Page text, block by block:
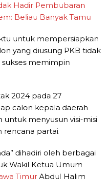
Hadir Pembubaran
Beliau Banyak Tamu
untuk mempersiapkan
yang diusung PKB tidak
memimpin
2024 pada 27
calon kepala daerah
untuk menyusun visi-misi
rencana partai.
dihadiri oleh berbagai
Wakil Ketua Umum
Timur Abdul Halim